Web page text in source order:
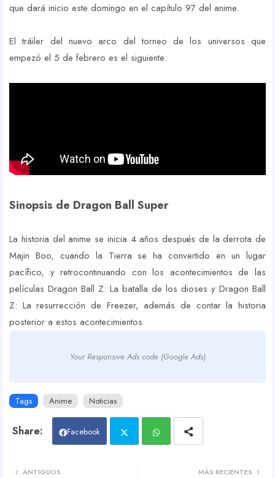
que dará inicio este domingo en el capítulo 97 del anime.
El tráiler del nuevo arco del torneo de los universos que
empezó el 5 de febrero es el siguiente:
Sinopsis de Dragon Ball Super
La historia del anime se inicia 4 años después de la derrota de
Majin Boo, cuando la Tierra se ha convertido en un lugar
pacífico, y retrocontinuando con los acontecimientos de las
películas Dragon Ball Z: La batalla de los dioses y Dragon Ball
Z: La resurrección de Freezer, además de contar la historia
posterior a estos acontecimientos.
Your Responsive Ads code (Google Ads)
Tags Anime Noticias
Facebook
MÁS RECIENTES
ANTIGUOS